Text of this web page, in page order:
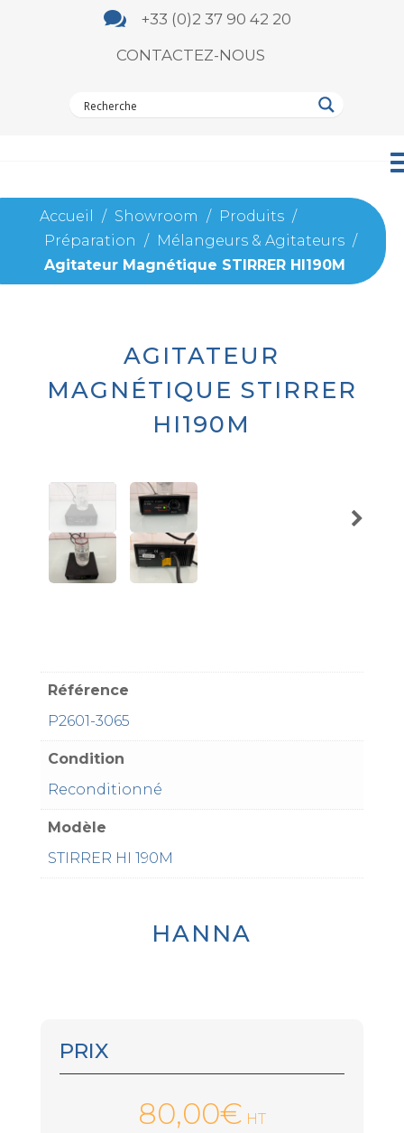

+33 (0)2 37 90 42 20
CONTACTEZ-NOUS
Accueil / Showroom / Produits /
Préparation / Mélangeurs & Agitateurs /
Agitateur Magnétique STIRRER HI190M
AGITATEUR
MAGNÉTIQUE STIRRER
HI190M
Référence
P2601-3065
Condition
Reconditionné
Modèle
STIRRER HI 190M
HANNA
PRIX
80,00€ HT